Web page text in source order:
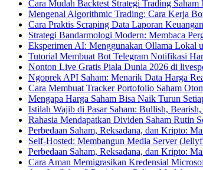
Cara Mudah Backtest Strategi Trading
Mengenal Algorithmic Trading: Cara Kerja
Cara Praktis Scraping Data Laporan
Strategi Bandarmologi Modern: Membaca
Eksperimen AI: Menggunakan Ollama Lokal
Tutorial Membuat Bot Telegram Notifikasi
Nonton Live Gratis Piala Dunia 2026 di
Ngoprek API Saham: Menarik Data Harga
Cara Membuat Tracker Portofolio Saham
Mengapa Harga Saham Bisa Naik Turun
Istilah Wajib di Pasar Saham: Bullish,
Rahasia Mendapatkan Dividen Saham Rutin
Perbedaan Saham, Reksadana, dan Kripto:
Self-Hosted: Membangun Media Server
Perbedaan Saham, Reksadana, dan Kripto:
Cara Aman Memigrasikan Kredensial